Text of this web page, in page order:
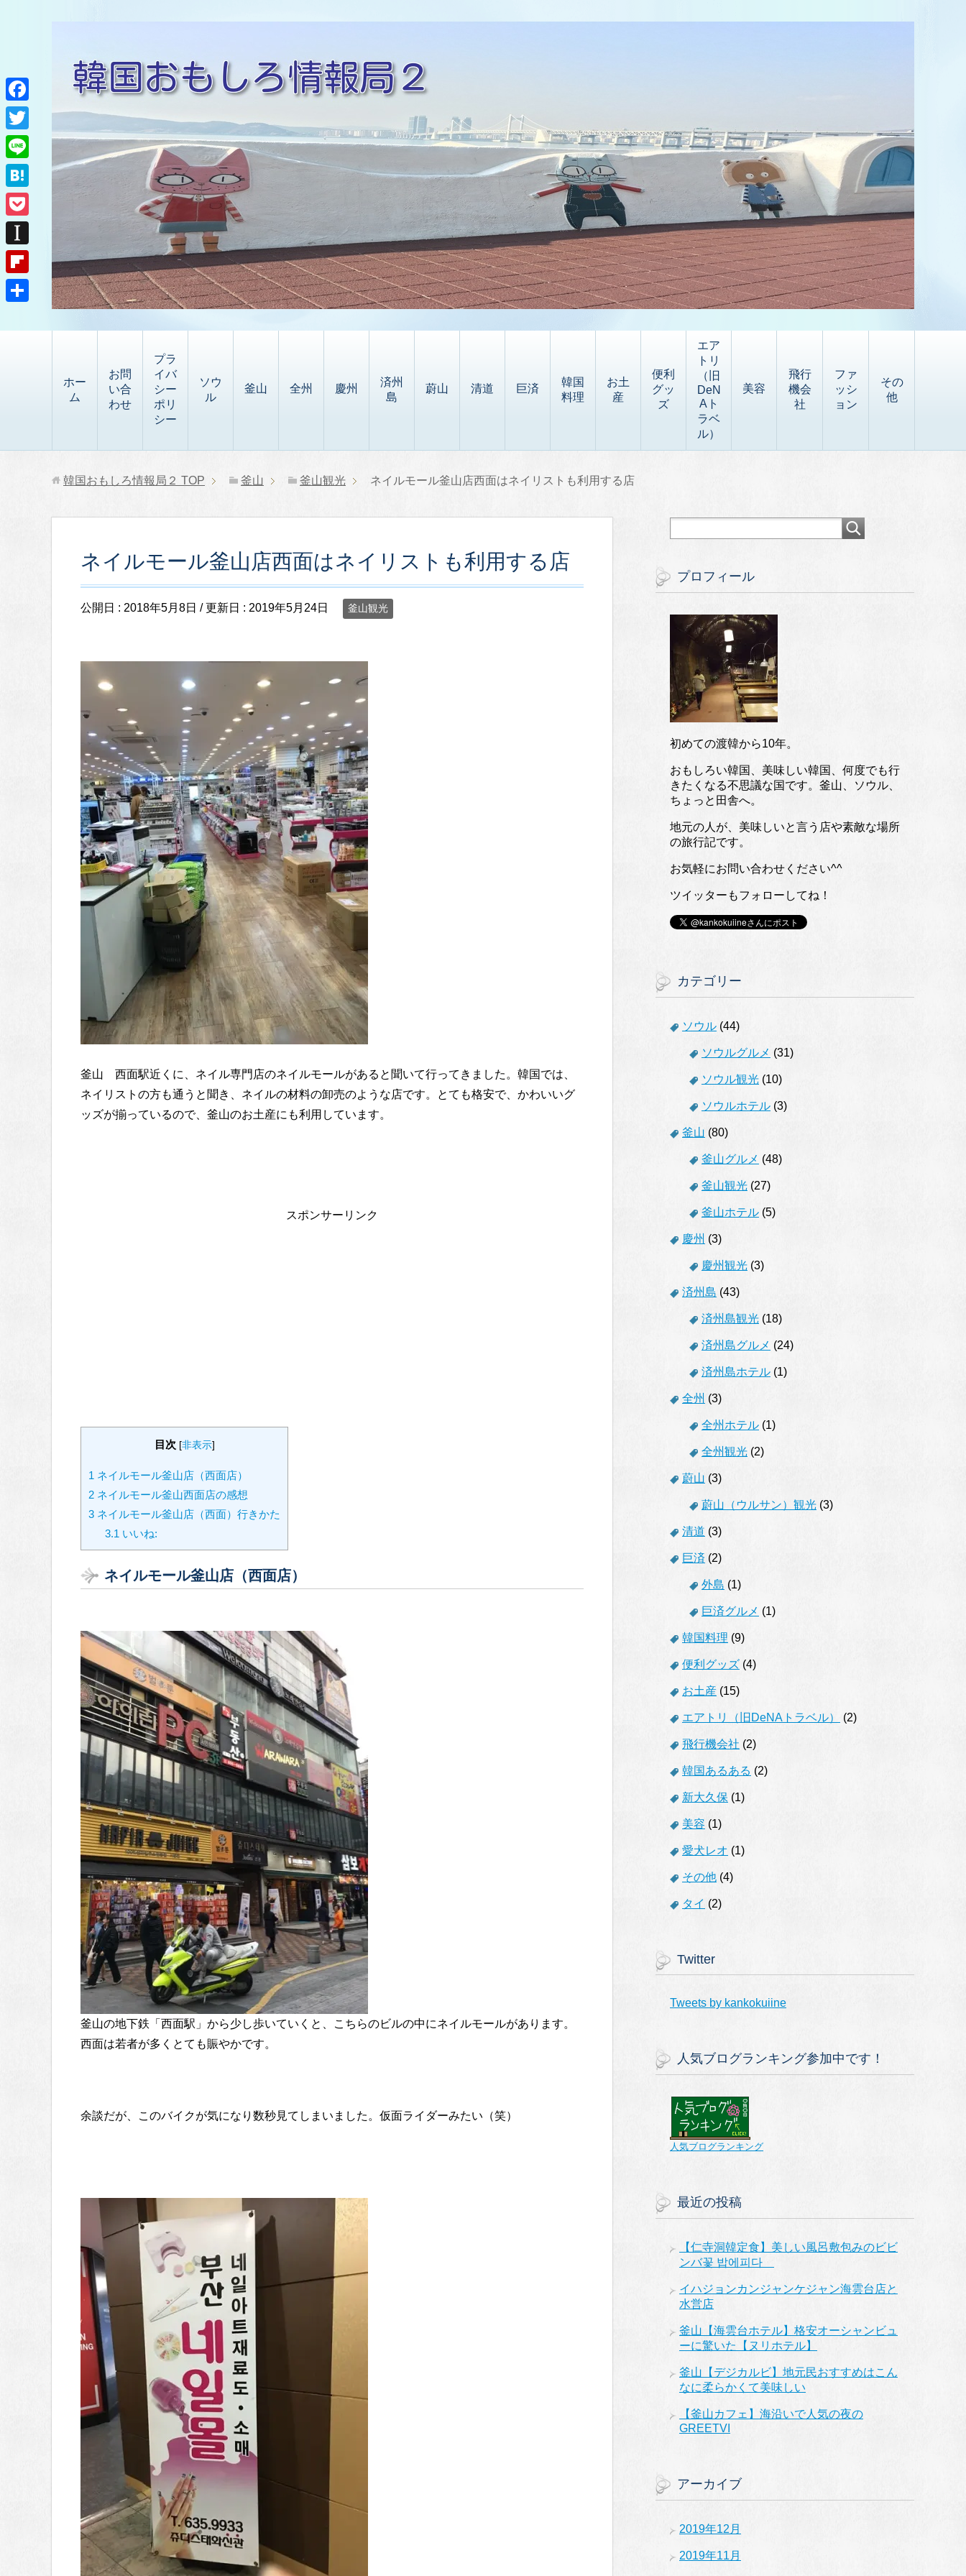
ホー
ム
お問
い合
わせ
プラ
イバ
シー
ポリ
シー
ソウ
ル
釜山 全州 慶州
済州
島
蔚山 清道 巨済
韓国
料理
お土
産
便利
グッ
ズ
エア
トリ
（旧
DeN
Aト
ラベ
ル）
美容
飛行
機会
社
ファ
ッシ
ョン
その
他
韓国おもしろ情報局２ TOP 釜山 釜山観光 ネイルモール釜山店西面はネイリストも利用する店
ネイルモール釜山店西面はネイリストも利用する店
公開日 : 2018年5月8日 / 更新日 : 2019年5月24日 釜山観光
釜山 西面駅近くに、ネイル専門店のネイルモールがあると聞いて行ってきました。韓国では、
ネイリストの方も通うと聞き、ネイルの材料の卸売のような店です。とても格安で、かわいいグ
ッズが揃っているので、釜山のお土産にも利用しています。
スポンサーリンク
目次 [非表示]
1 ネイルモール釜山店（西面店）
2 ネイルモール釜山西面店の感想
3 ネイルモール釜山店（西面）行きかた
3.1 いいね:
ネイルモール釜山店（西面店）
釜山の地下鉄「西面駅」から少し歩いていくと、こちらのビルの中にネイルモールがあります。
西面は若者が多くとても賑やかです。
余談だが、このバイクが気になり数秒見てしまいました。仮面ライダーみたい（笑）
プロフィール
初めての渡韓から10年。
おもしろい韓国、美味しい韓国、何度でも行
きたくなる不思議な国です。釜山、ソウル、
ちょっと田舎へ。
地元の人が、美味しいと言う店や素敵な場所
の旅行記です。
お気軽にお問い合わせください^^
ツイッターもフォローしてね！
カテゴリー
ソウル (44)
ソウルグルメ (31)
ソウル観光 (10)
ソウルホテル (3)
釜山 (80)
釜山グルメ (48)
釜山観光 (27)
釜山ホテル (5)
慶州 (3)
慶州観光 (3)
済州島 (43)
済州島観光 (18)
済州島グルメ (24)
済州島ホテル (1)
全州 (3)
全州ホテル (1)
全州観光 (2)
蔚山 (3)
蔚山（ウルサン）観光 (3)
清道 (3)
巨済 (2)
外島 (1)
巨済グルメ (1)
韓国料理 (9)
便利グッズ (4)
お土産 (15)
エアトリ（旧DeNAトラベル） (2)
飛行機会社 (2)
韓国あるある (2)
新大久保 (1)
美容 (1)
愛犬レオ (1)
その他 (4)
タイ (2)
Twitter
Tweets by kankokuiine
人気ブログランキング参加中です！
人気ブログランキング
最近の投稿
【仁寺洞韓定食】美しい風呂敷包みのビビ
ンバ꽃 밥에피다
イハジョンカンジャンケジャン海雲台店と
水営店
釜山【海雲台ホテル】格安オーシャンビュ
ーに驚いた【ヌリホテル】
釜山【デジカルビ】地元民おすすめはこん
なに柔らかくて美味しい
【釜山カフェ】海沿いで人気の夜の
GREETVI
アーカイブ
2019年12月
2019年11月
F
a
c
e
b
o
o
k
T
w
i
e
r
L
i
n
H
a
t
e
n
P
o
c
k
I
n
s
F
i